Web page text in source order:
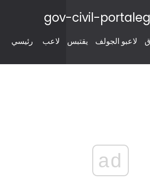
gov-civil-
رئيسي لاعب يقتبس لاعبو الجولف
ad